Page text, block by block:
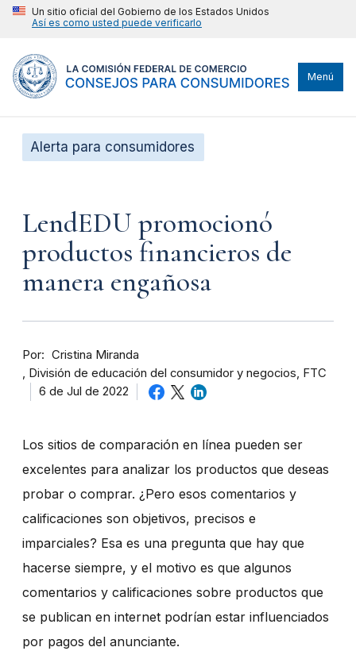
Un sitio oficial del Gobierno de los Estados Unidos
Así es como usted puede verificarlo
Menú
Alerta para consumidores
LendEDU promocionó
productos financieros de
manera engañosa
Por
Cristina Miranda
División de educación del consumidor y negocios, FTC
6 de Jul de 2022
Los sitios de comparación en línea pueden ser
excelentes para analizar los productos que deseas
probar o comprar. ¿Pero esos comentarios y
calificaciones son objetivos, precisos e
imparciales? Esa es una pregunta que hay que
hacerse siempre, y el motivo es que algunos
comentarios y calificaciones sobre productos que
se publican en internet podrían estar influenciados
por pagos del anunciante.